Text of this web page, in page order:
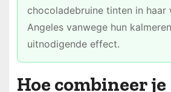
chocoladebruine tinten in haar
Angeles vanwege hun
uitnodigende effect.
Hoe combineer je